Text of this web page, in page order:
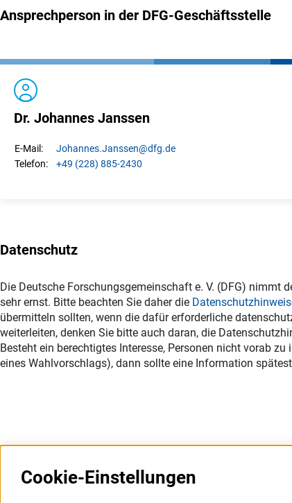
Ansprechperson in der DFG-Geschäftsstelle
Dr. Johannes Janssen
E-Mail: Johannes.Janssen@dfg.de
Telefon:
+49 (228) 885-2430
Datenschutz
Die Deutsche Forschungsgemeinschaft e. V. (DFG) nimmt
sehr ernst. Bitte beachten Sie daher die
übermitteln sollten, wenn die dafür erforderliche
weiterleiten, denken Sie bitte auch daran, die
Besteht ein berechtigtes Interesse, Personen nicht vorab
eines Wahlvorschlags), dann sollte eine Information
Cookie-Einstellungen